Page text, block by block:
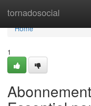
tornadosocial
Home
Home
1